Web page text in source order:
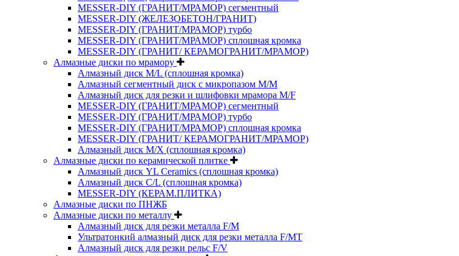
MESSER-DIY (ГРАНИТ/МРАМОР) сегментный
MESSER-DIY (ЖЕЛЕЗОБЕТОН/ГРАНИТ)
MESSER-DIY (ГРАНИТ/МРАМОР) турбо
MESSER-DIY (ГРАНИТ/МРАМОР) сплошная кромка
MESSER-DIY (ГРАНИТ/ КЕРАМОГРАНИТ/МРАМОР)
Алмазные диски по мрамору
Алмазный диск M/L (сплошная кромка)
Алмазный сегментный диск с микропазом M/M
Алмазный диск для резки и шлифовки мрамора M/F
MESSER-DIY (ГРАНИТ/МРАМОР) сегментный
MESSER-DIY (ГРАНИТ/МРАМОР) турбо
MESSER-DIY (ГРАНИТ/МРАМОР) сплошная кромка
MESSER-DIY (ГРАНИТ/ КЕРАМОГРАНИТ/МРАМОР)
Алмазный диск M/X (сплошная кромка)
Алмазные диски по керамической плитке
Алмазный диск YL Ceramics (сплошная кромка)
Алмазный диск C/L (сплошная кромка)
MESSER-DIY (КЕРАМ.ПЛИТКА)
Алмазные диски по ПНЖБ
Алмазные диски по металлу
Алмазный диск для резки металла F/M
Ультратонкий алмазный диск для резки металла F/MT
Алмазный диск для резки рельс F/V